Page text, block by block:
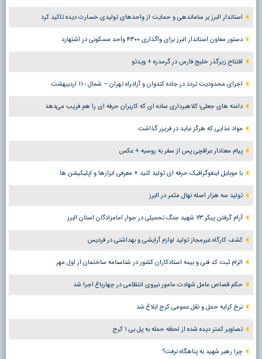
استاندار البرز بر ساماندهی و حمایت از واحدهای تولیدی خسارت دیده تاکید کرد
دستور معاون استاندار البرز برای واگذاری ۴۳۰۰ واحد مسکونی در اشتهارد
افتتاح زیرگذر خلیج فارس در گرمدره + ویدئو
اجرای محدودیت تردد در جاده کندوان و آزادراه تهران – شمال ؛ ١١ اردیبهشت
دامنه های جعلی؛ کلاهبرداری ساده ای که کاربران حرفه ای را هم فریب می‌دهد
مواد غذایی که هرگز نباید در فریزر گذاشت
پیام معنادار عراقچی پس از سفر به روسیه + عکس
با موبایل اینفوگرافیک حرفه ای تولید کنید + معرفی ابزارها و اپلیکیشن ها
تولید سه هزار اصله نهال مثمر در البرز
آرام گرفتن پیکر ۷۳ شهید جنگ تحمیلی در جوار امامزادگان استان البرز
کشف کارگاه غیرمجاز تولید لوازم آرایشی و بهداشتی در فردیس
الزام ثبت کد فنی و بیمه استادکاران کشور در شناسنامه ساختمان از اول مهر
حکم قصاص عامل شهادت مامور نیروی انتظامی در چهارباغ اجرا شد
نرخ کرایه حمل و نقل عمومی کرج ابلاغ شد
تصاویر کمتر دیده شده از لحظه حمله به پل بی ۱ کرج
چرا رهبر شهید به پناهگاه نرفت؟